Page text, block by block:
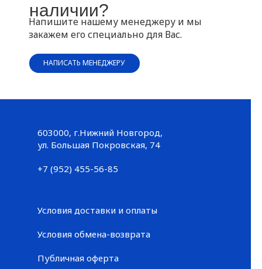
наличии?
Напишите нашему менеджеру и мы
закажем его специально для Вас.
НАПИСАТЬ МЕНЕДЖЕРУ
Большая Покровская, 74
+7 (952) 455-56-85
603000, г.Нижний Новгород,
ул. Большая Покровская, 74
+7 (952) 455-56-85
Условия доставки и оплаты
Условия обмена-возврата
Публичная оферта